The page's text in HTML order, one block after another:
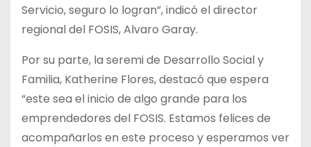
Servicio, seguro lo logran”, indicó el director
regional del FOSIS, Alvaro Garay.
Por su parte, la seremi de Desarrollo Social y
Familia, Katherine Flores, destacó que espera
“este sea el inicio de algo grande para los
emprendedores del FOSIS. Estamos felices de
acompañarlos en este proceso y esperamos ver